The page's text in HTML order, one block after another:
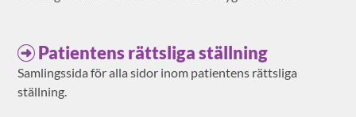
Patientens rättsliga ställning
Samlingssida för alla sidor inom patientens rättsliga
ställning.